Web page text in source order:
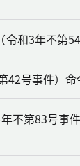
和3年不第54
42号事件）
不第83号事